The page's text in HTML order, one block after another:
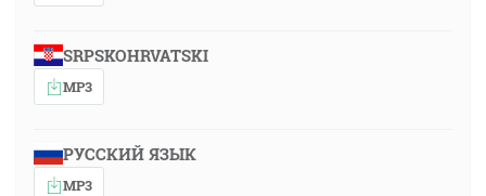
SRPSKOHRVATSKI
MP3
РУССКИЙ ЯЗЫК
MP3